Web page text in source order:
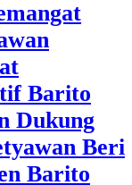
Barito
Dukung
Beri
Barito